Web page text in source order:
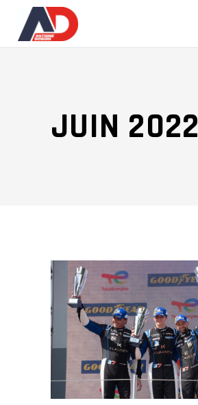
JUIN 2022